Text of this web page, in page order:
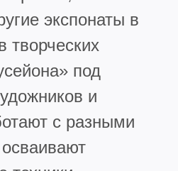
экспонаты в
творческих
под
и
с разными